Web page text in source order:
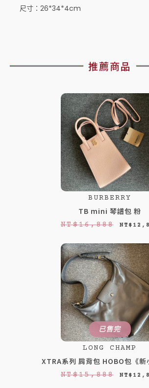
尺寸：26*34*4cm
推薦商品
BURBERRY
TB mini 琴譜包 粉
NT$16,888
原
價
格
：
N
T
$
1
6
,
NT$
已售完
LONG CHAMP
XTRA系列 肩背包 HOBO包《新
NT$15,888
原
NT$